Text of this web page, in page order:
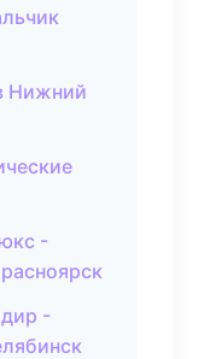
Нижний
-
-